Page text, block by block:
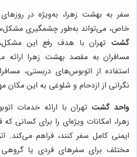
سفر به بهشت زهرا، به‌ویژه در
خاص، می‌تواند به‌طور چشمگیری
گشت تهران با هدف رفع این
مسافران به مقصد بهشت زهرا
استفاده از اتوبوس‌های دربستی،
نگرانی از ازدحام و شلوغی به این مکان
واحد گشت تهران با ارائه خدمات
زهرا، امکانات ویژه‌ای را برای کسانی
ایمنی کامل سفر کنند، فراهم می‌کند.
مختلف برای سفرهای فردی یا